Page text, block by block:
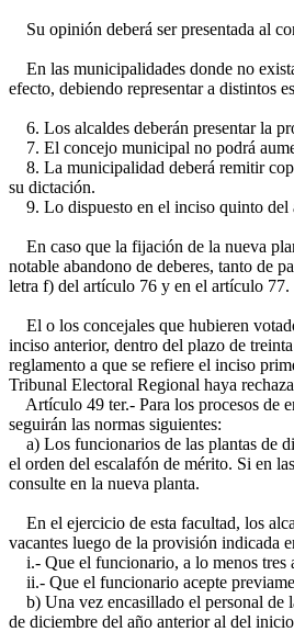
Su opinión deberá ser presentada al
En las municipalidades donde no
efecto, debiendo representar a distintos
6. Los alcaldes deberán presentar la
7. El concejo municipal no podrá
8. La municipalidad deberá remitir
su dictación.
9. Lo dispuesto en el inciso quinto del
En caso que la fijación de la nueva
notable abandono de deberes, tanto de
letra f) del artículo 76 y en el artículo 77.
El o los concejales que hubieren
inciso anterior, dentro del plazo de
reglamento a que se refiere el inciso
Tribunal Electoral Regional haya
Artículo 49 ter.- Para los procesos de
seguirán las normas siguientes:
a) Los funcionarios de las plantas de
el orden del escalafón de mérito. Si en
consulte en la nueva planta.
En el ejercicio de esta facultad, los
vacantes luego de la provisión indicada
i.- Que el funcionario, a lo menos tres
ii.- Que el funcionario acepte
b) Una vez encasillado el personal de
de diciembre del año anterior al del